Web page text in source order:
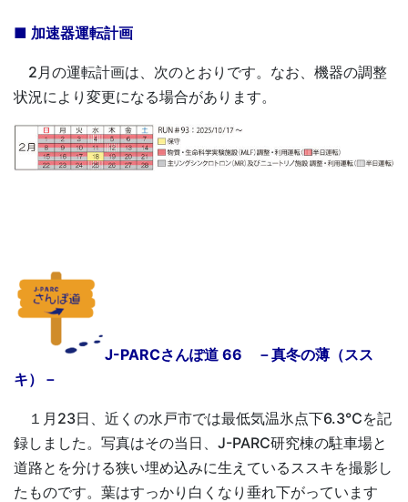
■ 加速器運転計画
2月の運転計画は、次のとおりです。なお、機器の調整
状況により変更になる場合があります。
J-PARCさんぽ道 66 －真冬の薄（スス
キ）－
１月23日、近くの水戸市では最低気温氷点下6.3℃を記
録しました。写真はその当日、J-PARC研究棟の駐車場と
道路とを分ける狭い埋め込みに生えているススキを撮影し
たものです。葉はすっかり白くなり垂れ下がっています